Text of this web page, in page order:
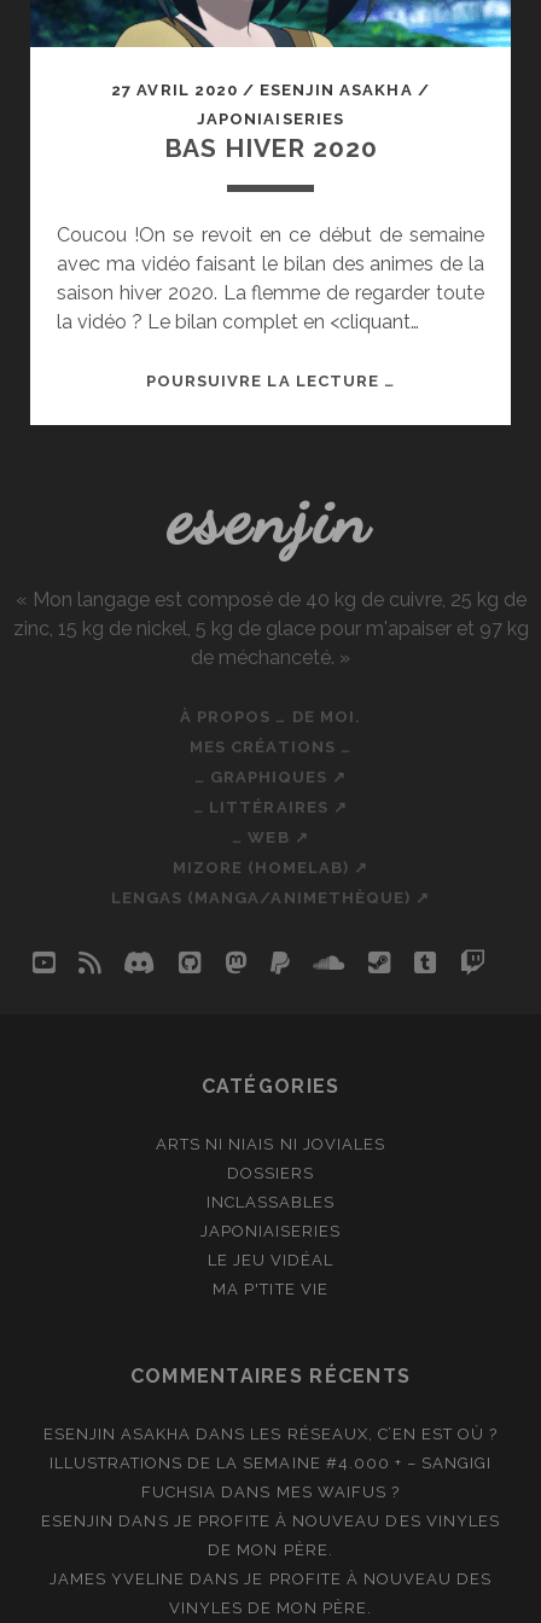
27 AVRIL 2020 / ESENJIN ASAKHA /
JAPONIAISERIES
BAS HIVER 2020
Coucou !On se revoit en ce début de semaine
avec ma vidéo faisant le bilan des animes de la
saison hiver 2020. La flemme de regarder toute
la vidéo ? Le bilan complet en <cliquant…
POURSUIVRE LA LECTURE …
esenjin
« Mon langage est composé de 40 kg de cuivre, 25 kg de
zinc, 15 kg de nickel, 5 kg de glace pour m'apaiser et 97 kg
de méchanceté. »
À PROPOS … DE MOI.
MES CRÉATIONS …
… GRAPHIQUES ↗
… LITTÉRAIRES ↗
… WEB ↗
MIZORE (HOMELAB) ↗
LENGAS (MANGA/ANIMETHÈQUE) ↗
youtube
rss discord
githubmastodon
paypalsoundcloud
steamtumblr
CATÉGORIES
ARTS NI NIAIS NI JOVIALES
DOSSIERS
INCLASSABLES
JAPONIAISERIES
LE JEU VIDÉAL
MA P'TITE VIE
COMMENTAIRES RÉCENTS
ESENJIN ASAKHA DANS LES RÉSEAUX, C’EN EST OÙ ?
ILLUSTRATIONS DE LA SEMAINE #4.000 + – SANGIGI
FUCHSIA DANS MES WAIFUS ?
ESENJIN DANS JE PROFITE À NOUVEAU DES VINYLES
DE MON PÈRE.
JAMES YVELINE DANSJE PROFITE À NOUVEAU DES
VINYLES DE MON PÈRE.